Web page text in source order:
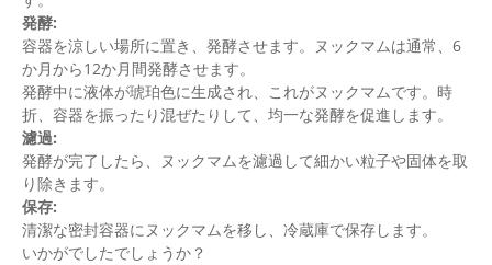
発酵:
容器を涼しい場所に置き、発酵させます。ヌックマムは通常、6
か月から12か月間発酵させます。
発酵中に液体が琥珀色に生成され、これがヌックマムです。時
折、容器を振ったり混ぜたりして、均一な発酵を促進します。
濾過:
発酵が完了したら、ヌックマムを濾過して細かい粒子や固体を取
り除きます。
保存:
清潔な密封容器にヌックマムを移し、冷蔵庫で保存します。
いかがでしたでしょうか？